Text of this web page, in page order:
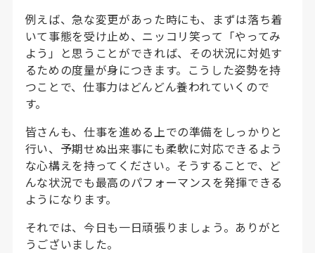
例えば、急な変更があった時にも、まずは落ち着
いて事態を受け止め、ニッコリ笑って「やってみ
よう」と思うことができれば、その状況に対処す
るための度量が身につきます。こうした姿勢を持
つことで、仕事力はどんどん養われていくので
す。
皆さんも、仕事を進める上での準備をしっかりと
行い、予期せぬ出来事にも柔軟に対応できるよう
な心構えを持ってください。そうすることで、ど
んな状況でも最高のパフォーマンスを発揮できる
ようになります。
それでは、今日も一日頑張りましょう。ありがと
うございました。